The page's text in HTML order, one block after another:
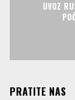
UVOZ
PRATITE NAS